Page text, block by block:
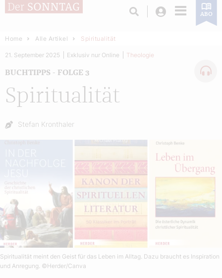
Login ABO
Home Alle Artikel Spiritualität
Spiritualität
BUCHTIPPS - FOLGE 3
21. September 2025 Exklusiv nur Online Theologie
Autor:
Stefan Kronthaler
Spiritualität meint den Geist für das Leben im Alltag. Dazu braucht es Inspiration
und Anregung. ©Herder/Canva